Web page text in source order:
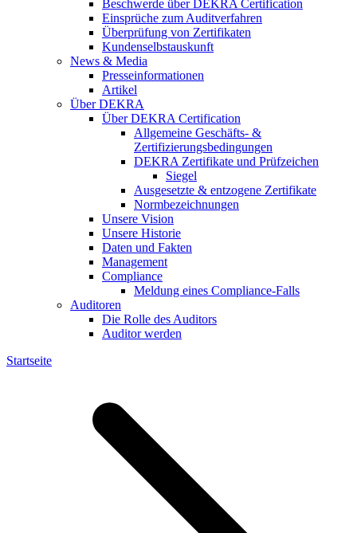
Beschwerde über DEKRA Certification
Einsprüche zum Auditverfahren
Überprüfung von Zertifikaten
Kundenselbstauskunft
News & Media
Presseinformationen
Artikel
Über DEKRA
Über DEKRA Certification
Allgemeine Geschäfts- &
Zertifizierungsbedingungen
DEKRA Zertifikate und Prüfzeichen
Siegel
Ausgesetzte & entzogene Zertifikate
Normbezeichnungen
Unsere Vision
Unsere Historie
Daten und Fakten
Management
Compliance
Meldung eines Compliance-Falls
Auditoren
Die Rolle des Auditors
Auditor werden
Startseite